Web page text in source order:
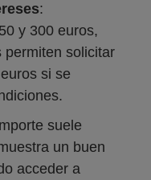
:
y 300 euros,
permiten solicitar
si se
suele
un buen
acceder a